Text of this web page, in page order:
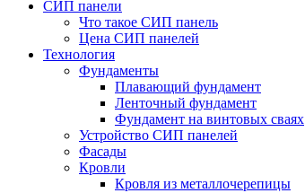
СИП панели
Что такое СИП панель
Цена СИП панелей
Технология
Фундаменты
Плавающий фундамент
Ленточный фундамент
Фундамент на винтовых сваях
Устройство СИП панелей
Фасады
Кровли
Кровля из металлочерепицы